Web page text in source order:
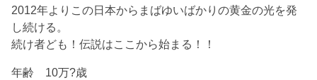
2012年よりこの日本からまばゆいばかりの黄金の光を発
し続ける。
続け者ども！伝説はここから始まる！！
年齢 10万?歳